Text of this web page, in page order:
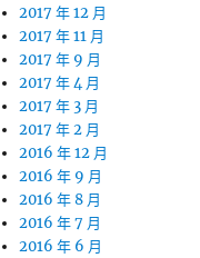
2017 年 12 月
2017 年 11 月
2017 年 9 月
2017 年 4 月
2017 年 3 月
2017 年 2 月
2016 年 12 月
2016 年 9 月
2016 年 8 月
2016 年 7 月
2016 年 6 月